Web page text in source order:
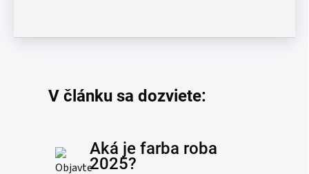
V článku sa dozviete:
Aká je farba roba
2025?